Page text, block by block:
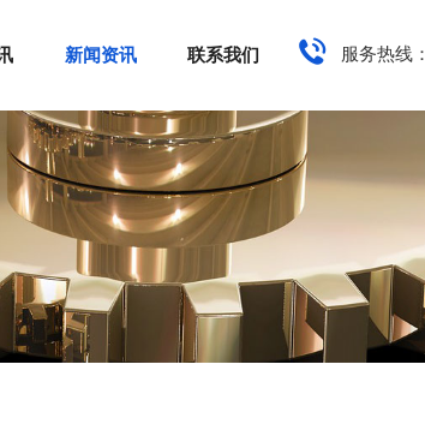
服务热线：
新闻资讯 联系我们